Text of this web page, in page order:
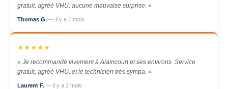
gratuit, agréé VHU, aucune mauvaise surprise. »
Thomas G. — il y a 1 mois
★★★★★
« Je recommande vivement à Alaincourt et ses environs. Service
gratuit, agréé VHU, et le technicien très sympa. »
Laurent F. — il y a 2 mois